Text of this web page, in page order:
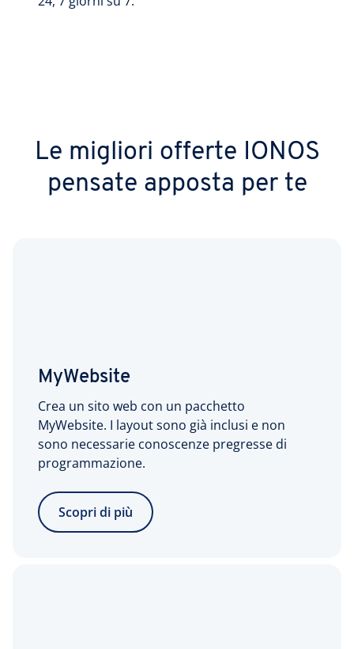
Le migliori offerte IONOS
pensate apposta per te
MyWebsite
Crea un sito web con un pacchetto
MyWebsite. I layout sono già inclusi e non
sono necessarie conoscenze pregresse di
programmazione.
Scopri di più